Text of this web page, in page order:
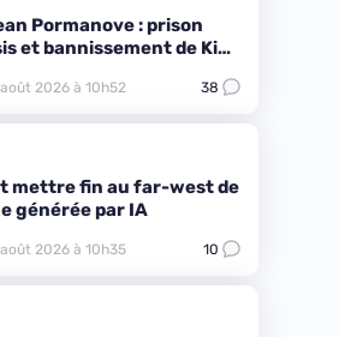
Pormanove : prison
et bannissement de Kick
2026 à 10h52 38
mettre fin au far-west de
générée par IA
2026 à 10h35 10